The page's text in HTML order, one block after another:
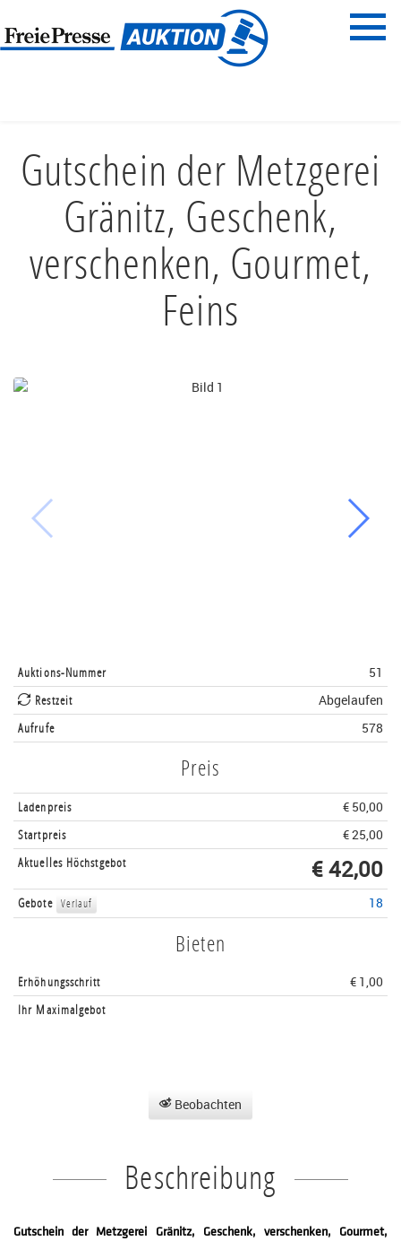
Menü
Gutschein der Metzgerei
Gränitz, Geschenk,
verschenken, Gourmet,
Feins
Auktions-Nummer
51
Restzeit
Abgelaufen
Aufrufe
578
Preis
Ladenpreis
€ 50,00
Startpreis
€ 25,00
Aktuelles Höchstgebot
€ 42,00
Gebote Verlauf 18
Bieten
Erhöhungsschritt
€ 1,00
Ihr Maximalgebot
Beobachten
Beschreibung
Gutschein der Metzgerei Gränitz, Geschenk, verschenken, Gourmet,